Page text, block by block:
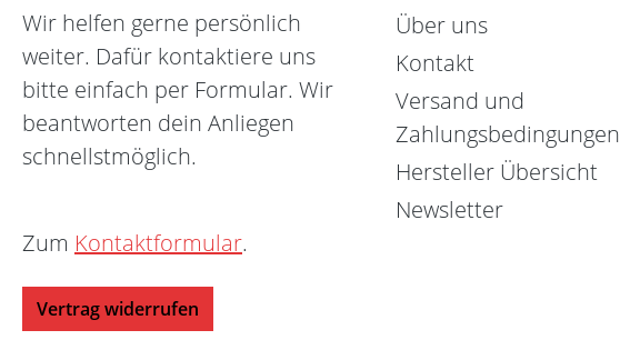
Wir helfen gerne persönlich
weiter. Dafür kontaktiere uns
bitte einfach per Formular. Wir
beantworten dein Anliegen
schnellstmöglich.
Zum Kontaktformular.
Vertrag widerrufen
Über uns
Kontakt
Versand und
Zahlungsbedingungen
Hersteller Übersicht
Newsletter